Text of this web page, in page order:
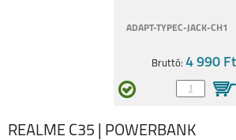
ADAPT-TYPEC-JACK-CH1
Bruttó: 4 990 Ft
REALME C35 | POWERBANK